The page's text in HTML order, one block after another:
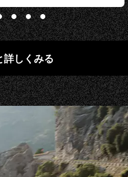
詳しくみる